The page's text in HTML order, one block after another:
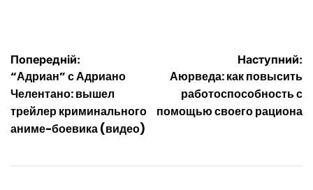
Навігація
записів
Попередній:
“Адриан” с Адриано
Челентано: вышел
трейлер криминального
аниме-боевика (видео)
Наступний:
Аюрведа: как повысить
работоспособность с
помощью своего рациона